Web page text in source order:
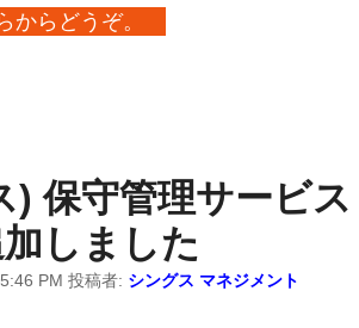
らどうぞ。
保守管理サービス
しました
PM 投稿者: シングス マネジメント